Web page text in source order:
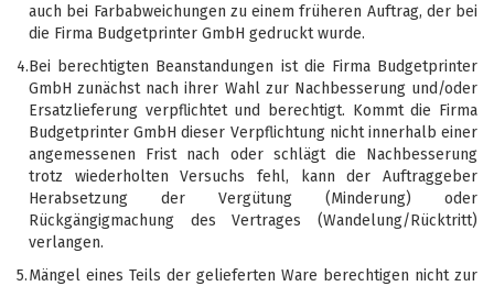
auch bei Farbabweichungen zu einem früheren Auftrag, der bei
die Firma Budgetprinter GmbH gedruckt wurde.
4.Bei berechtigten Beanstandungen ist die Firma Budgetprinter
GmbH zunächst nach ihrer Wahl zur Nachbesserung und/oder
Ersatzlieferung verpflichtet und berechtigt. Kommt die Firma
Budgetprinter GmbH dieser Verpflichtung nicht innerhalb einer
angemessenen Frist nach oder schlägt die Nachbesserung
trotz wiederholten Versuchs fehl, kann der Auftraggeber
Herabsetzung der Vergütung (Minderung) oder
Rückgängigmachung des Vertrages (Wandelung/Rücktritt)
verlangen.
5.Mängel eines Teils der gelieferten Ware berechtigen nicht zur